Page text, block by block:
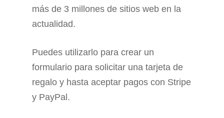
más de 3 millones de sitios web en la
actualidad.
Puedes utilizarlo para crear un
formulario para solicitar una tarjeta de
regalo y hasta aceptar pagos con Stripe
y PayPal.